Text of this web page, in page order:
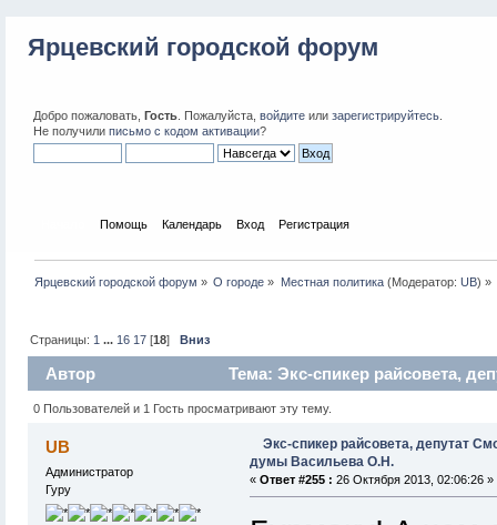
Ярцевский городской форум
Добро пожаловать, Гость. Пожалуйста, войдитеили зарегистрируйтесь.
Не получили письмо с кодом активации?
Помощь Календарь Вход Регистрация
Ярцевский городской форум » О городе » Местная политика(Модератор: UB) »
Страницы: 1 ... 16 17 [18]Вниз
Автор
Тема: Экс-спикер райсовета,
149149 раз)
0 Пользователей и 1 Гость просматривают эту тему.
UB
Администратор
Гуру
Экс-спикер райсовета, депутат
думы Васильева О.Н.
« Ответ #255 : 26 Октября 2013, 02:06:26 »